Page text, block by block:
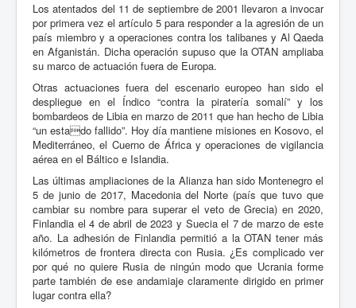
Los atentados del 11 de septiembre de 2001 llevaron a invocar
por primera vez el artículo 5 para responder a la agresión de un
país miembro y a operaciones contra los talibanes y Al Qaeda
en Afganistán. Dicha operación supuso que la OTAN ampliaba
su marco de actuación fuera de Europa.
Otras actuaciones fuera del escenario europeo han sido el
despliegue en el Índico “contra la piratería somalí” y los
bombardeos de Libia en marzo de 2011 que han hecho de Libia
“un estado fallido”. Hoy día mantiene misiones en Kosovo, el
Mediterráneo, el Cuerno de África y operaciones de vigilancia
aérea en el Báltico e Islandia.
Las últimas ampliaciones de la Alianza han sido Montenegro el
5 de junio de 2017, Macedonia del Norte (país que tuvo que
cambiar su nombre para superar el veto de Grecia) en 2020,
Finlandia el 4 de abril de 2023 y Suecia el 7 de marzo de este
año. La adhesión de Finlandia permitió a la OTAN tener más
kilómetros de frontera directa con Rusia. ¿Es complicado ver
por qué no quiere Rusia de ningún modo que Ucrania forme
parte también de ese andamiaje claramente dirigido en primer
lugar contra ella?